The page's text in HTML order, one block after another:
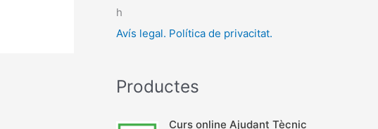
h
Avís legal. Política de privacitat.
Productes
Curs online Ajudant Tècnic